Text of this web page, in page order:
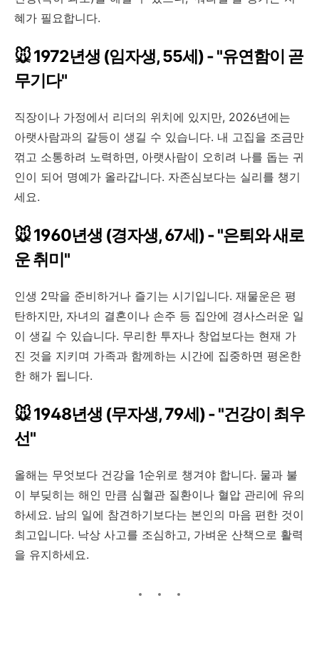
혜가 필요합니다.
🐭 1972년생 (임자생, 55세) - "유연함이 곧
무기다"
직장이나 가정에서 리더의 위치에 있지만, 2026년에는
아랫사람과의 갈등이 생길 수 있습니다. 내 고집을 조금만
꺾고 소통하려 노력하면, 아랫사람이 오히려 나를 돕는 귀
인이 되어 명예가 올라갑니다. 자존심보다는 실리를 챙기
세요.
🐭 1960년생 (경자생, 67세) - "은퇴와 새로
운 취미"
인생 2막을 준비하거나 즐기는 시기입니다. 재물운은 평
탄하지만, 자녀의 결혼이나 손주 등 집안에 경사스러운 일
이 생길 수 있습니다. 무리한 투자나 창업보다는 현재 가
진 것을 지키며 가족과 함께하는 시간에 집중하면 평온한
한 해가 됩니다.
🐭 1948년생 (무자생, 79세) - "건강이 최우
선"
올해는 무엇보다 건강을 1순위로 챙겨야 합니다. 물과 불
이 부딪히는 해인 만큼 심혈관 질환이나 혈압 관리에 유의
하세요. 남의 일에 참견하기보다는 본인의 마음 편한 것이
최고입니다. 낙상 사고를 조심하고, 가벼운 산책으로 활력
을 유지하세요.